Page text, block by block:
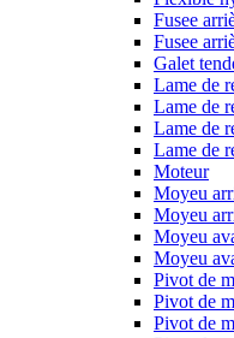
Fusee
Fusee
Galet
Lame de
Lame de
Lame de
Lame de
Moteur
Moyeu
Moyeu
Moyeu
Moyeu
Pivot de
Pivot de
Pivot de